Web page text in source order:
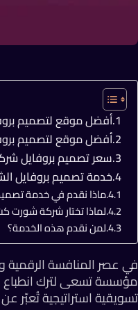
أفضل موقع لتصميم
أفضل موقع لتصميم
سعر تصميم بروفايل
خدمة تصميم بروفايل
ماذا نقدم في خدمة
لماذا تختار شركة شورت
لمن نقدم هذه الخدمة؟
في عصر المنافسة الرقمية
مؤسسة تسعى لترك انطباع
تسويقية استراتيجية تُعبّر